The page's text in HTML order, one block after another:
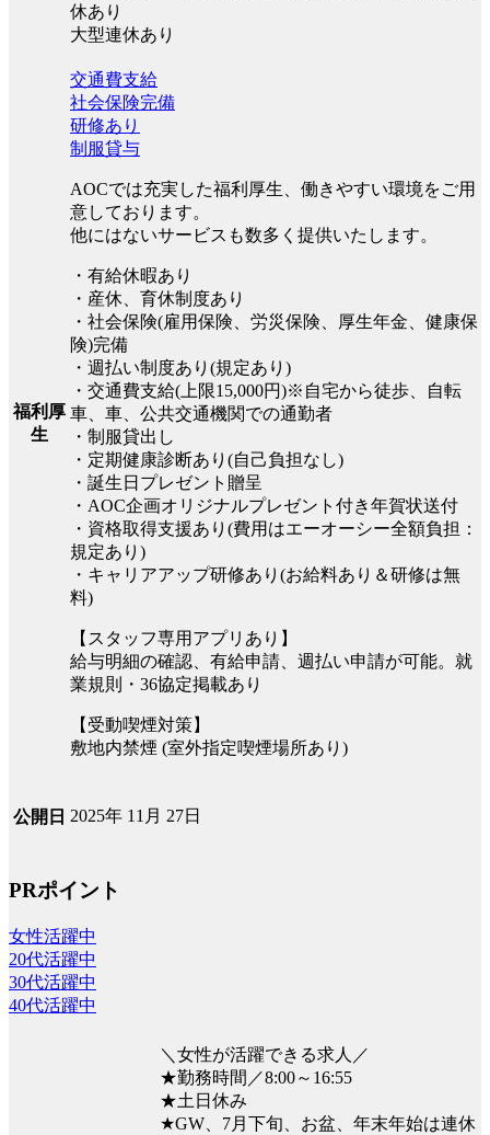
休あり
大型連休あり
福利厚
生
交通費支給
社会保険完備
研修あり
制服貸与
AOCでは充実した福利厚生、働きやすい環境をご用
意しております。
他にはないサービスも数多く提供いたします。
・有給休暇あり
・産休、育休制度あり
・社会保険(雇用保険、労災保険、厚生年金、健康保
険)完備
・週払い制度あり(規定あり)
・交通費支給(上限15,000円)※自宅から徒歩、自転
車、車、公共交通機関での通勤者
・制服貸出し
・定期健康診断あり(自己負担なし)
・誕生日プレゼント贈呈
・AOC企画オリジナルプレゼント付き年賀状送付
・資格取得支援あり(費用はエーオーシー全額負担：
規定あり)
・キャリアアップ研修あり(お給料あり＆研修は無
料)
【スタッフ専用アプリあり】
給与明細の確認、有給申請、週払い申請が可能。就
業規則・36協定掲載あり
【受動喫煙対策】
敷地内禁煙 (室外指定喫煙場所あり)
公開日 2025年 11月 27日
PRポイント
女性活躍中
20代活躍中
30代活躍中
40代活躍中
＼女性が活躍できる求人／
★勤務時間／8:00～16:55
★土日休み
★GW、7月下旬、お盆、年末年始は連休